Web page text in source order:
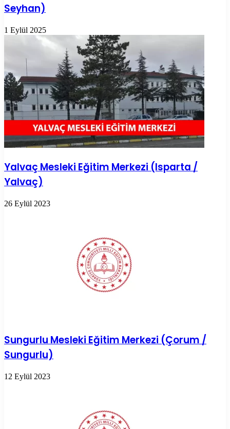
Seyhan)
1 Eylül 2025
Yalvaç Mesleki Eğitim Merkezi (Isparta /
Yalvaç)
26 Eylül 2023
Sungurlu Mesleki Eğitim Merkezi (Çorum /
Sungurlu)
12 Eylül 2023